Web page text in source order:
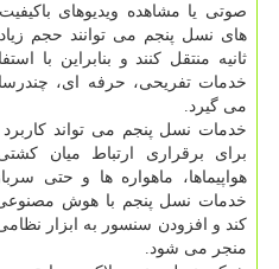
صوتی یا مشاهده ویدیوهای
های نسل پنجم می توانند حجم
ثانیه منتقل کنند و بنابراین با
خدمات تفریحی، حرفه ای،
می گیرد.
خدمات نسل پنجم می تواند
برای برقراری ارتباط میان
هواپیماها، ماهواره ها و حتی
خدمات نسل پنجم با هوش
کند و افزودن سنسور به ابزار
منجر می شود.